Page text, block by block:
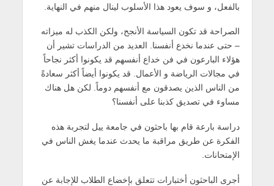
بالفعل، و سوف يعود هذا الأسلوب لينال منهم في النهاية.
الصراحة قد تكون السياسة الأنجح، ولكن الكذب له ميزاته
– حتى عندما نخدع أنفسنا. العديد من الدراسات تشير أن
هؤلاء البارعون في فن خداع أنفسهم قد يكونوا أكثر نجاحاً
في مجالات الرياضة و الأعمال. قد يكونوا أيضاً أكثر سعادةً
من الناس الذين يصدقون مع أنفسهم دوماً. لكن هل هناك
مساوء في تصديق كذبنا على أنفسنا؟
دراسة بارعة قام بها باحثون في جامعة ييل لتجربة هذه
الفكرة عن طريق مراقبة ما يحدث عندما يغش الناس في
الإمتحانات.
أجرى الباحثون أختبارات تتعلق بإخضاع الطلاب للإجابة عن